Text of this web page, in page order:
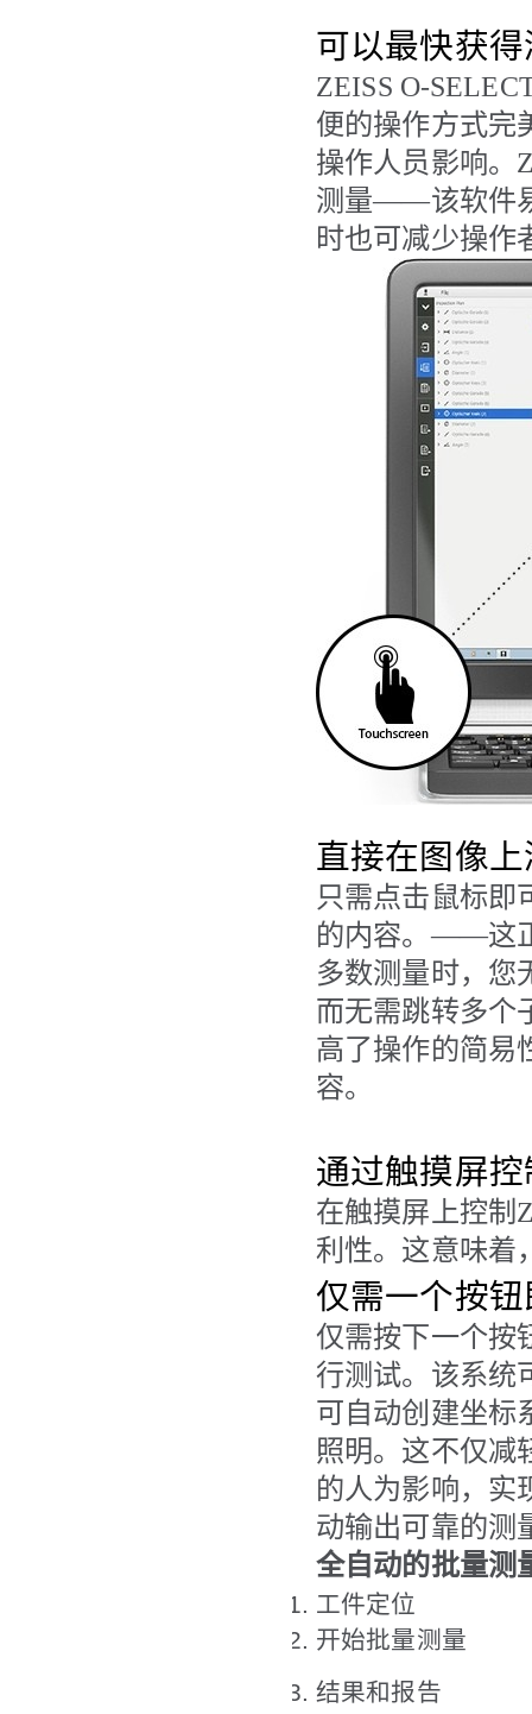
可以最快获
ZEISS O-
便的操作方式完
操作人员影响。
测量——该软件
时也可减少操作
直接在图像
只需点击鼠标即
的内容。——这
多数测量时，您
而无需跳转多个
高了操作的简易
容。
通过触摸屏控
在触摸屏上控制
利性。这意味着
仅需一个按
仅需按下一个按
行测试。该系统
可自动创建坐标
照明。这不仅减
的人为影响，实
动输出可靠的测
全自动的批量测
工件定位
开始批量测量
结果和报告